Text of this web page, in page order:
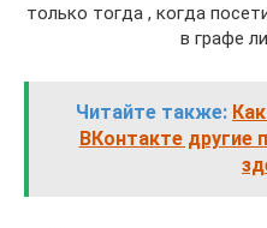
только тогда , когда
в графе
Читайте также:
ВКонтакте другие